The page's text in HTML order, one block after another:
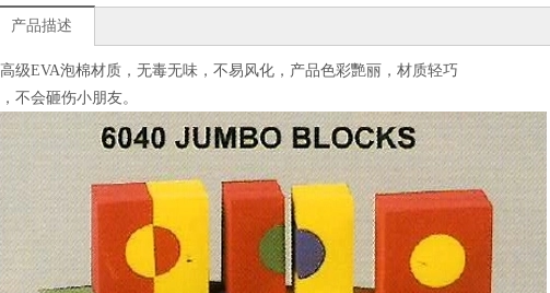
产品描述
高级EVA泡棉材质，无毒无味，不易风化，产品色彩艷丽，材质轻巧
，不会砸伤小朋友。